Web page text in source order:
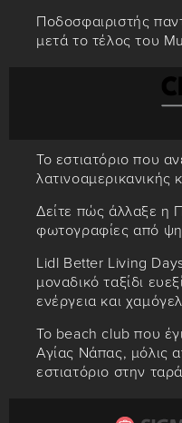
Ποδοσφαιριστής
μετά το τέλος του
Το εστιατόριο που
λατινοαμερικανικής
Δείτε πώς άλλαξε η
φωτογραφίες από
Lidl Better Living
μοναδικό ταξίδι
ενέργεια και
Το beach club που
Αγίας Νάπας, μόλις
εστιατόριο στην